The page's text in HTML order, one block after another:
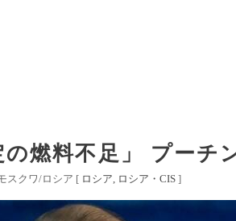
燃料不足」 プーチ
スクワ/ロシア [ ロシア ロシア・CIS ]